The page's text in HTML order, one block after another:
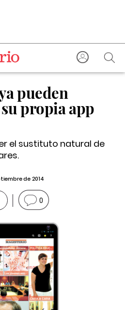
pueden
propia app
el sustituto natural de
de 2014
0